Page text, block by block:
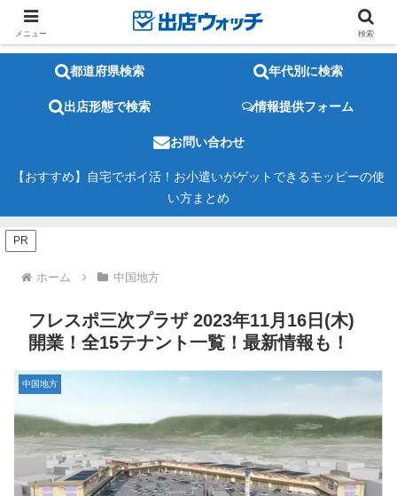
都道府県検索 年代別に検索
出店形態で検索 情報提供フォーム
お問い合わせ
【おすすめ】自宅でポイ活！お小遣いがゲットできるモッピーの使
い方まとめ
PR
ホーム 中国地方
フレスポ三次プラザ 2023年11月16日(木)
開業！全15テナント一覧！最新情報も！
中国地方
メニュー 検索